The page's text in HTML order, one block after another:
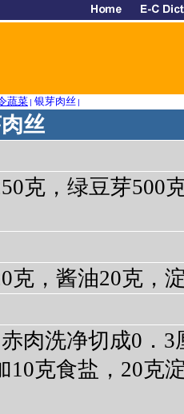
蔬菜| 银芽肉丝 |
丝
克，绿豆芽500
克，酱油20克，
赤肉洗净切成0．
10克食盐，20克